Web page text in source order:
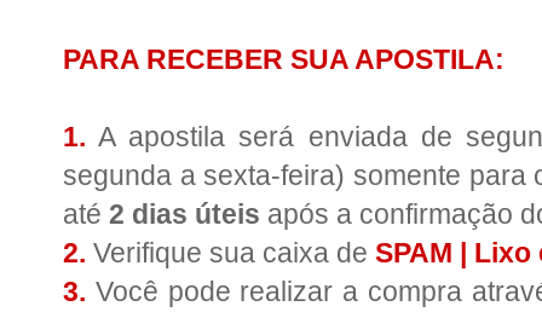
PARA RECEBER SUA APOSTILA:
1. A apostila será enviada de
segunda a sexta-feira) somente
até 2 dias úteis após a confirmação
2. Verifique sua caixa de SPAM |
3. Você pode realizar a compra